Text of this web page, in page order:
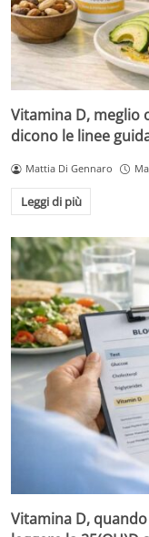
Vitamina D, meglio
dicono le linee
Mattia Di Gennaro
Leggi di più
Vitamina D,